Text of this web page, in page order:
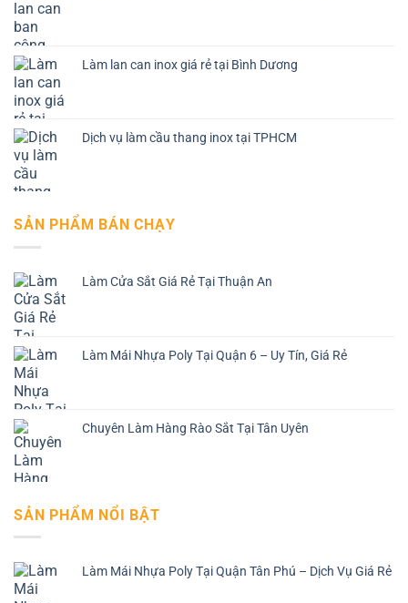
Làm lan can inox giá rẻ tại Bình Dương
Dịch vụ làm cầu thang inox tại TPHCM
SẢN PHẨM BÁN CHẠY
Làm Cửa Sắt Giá Rẻ Tại Thuận An
Làm Mái Nhựa Poly Tại Quận 6 – Uy Tín, Giá Rẻ
Chuyên Làm Hàng Rào Sắt Tại Tân Uyên
SẢN PHẨM NỔI BẬT
Làm Mái Nhựa Poly Tại Quận Tân Phú – Dịch Vụ Giá Rẻ